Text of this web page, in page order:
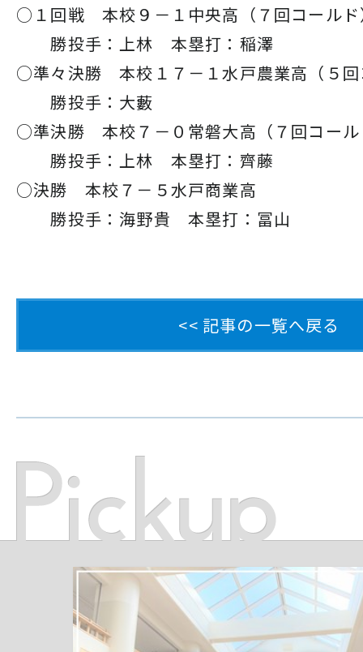
○１回戦 本校９－１中央高（７回コール
勝投手：上林 本塁打：稲澤
○準々決勝 本校１７－１水戸農業高（５回
勝投手：大藪
○準決勝 本校７－０常磐大高（７回コール
勝投手：上林 本塁打：齊藤
○決勝 本校７－５水戸商業高
勝投手：海野貴 本塁打：冨山
<< 記事の一覧へ戻る